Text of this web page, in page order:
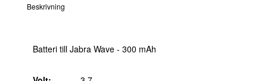
Beskrivning
Batteri till Jabra Wave - 300 mAh